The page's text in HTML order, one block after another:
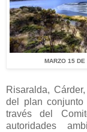
MARZO 15
Risaralda,
del plan conjunto
través del
autoridades